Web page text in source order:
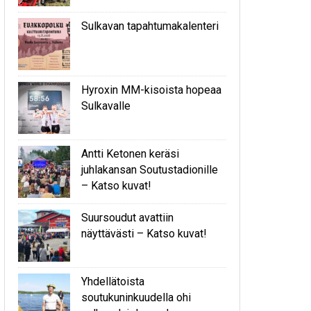
Sulkavan tapahtumakalenteri
Hyroxin MM-kisoista hopeaa
Sulkavalle
Antti Ketonen keräsi
juhlakansan Soutustadionille
– Katso kuvat!
Suursoudut avattiin
näyttävästi – Katso kuvat!
Yhdellätoista
soutukuninkuudella ohi